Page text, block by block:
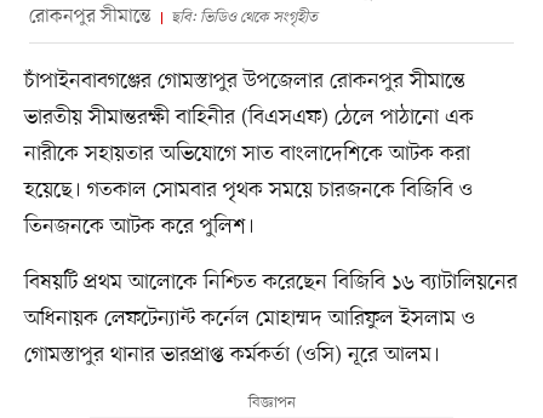
রোকনপুর সীমান্তে
ছবি: ভিডিও থেকে সংগৃহীত
চাঁপাইনবাবগঞ্জের গোমস্তাপুর উপজেলার রোকনপুর সীমান্তে
ভারতীয় সীমান্তরক্ষী বাহিনীর (বিএসএফ) ঠেলে পাঠানো এক
নারীকে সহায়তার অভিযোগে সাত বাংলাদেশিকে আটক করা
হয়েছে। গতকাল সোমবার পৃথক সময়ে চারজনকে বিজিবি ও
তিনজনকে আটক করে পুলিশ।
বিষয়টি প্রথম আলোকে নিশ্চিত করেছেন বিজিবি ১৬ ব্যাটালিয়নের
অধিনায়ক লেফটেন্যান্ট কর্নেল মোহাম্মদ আরিফুল ইসলাম ও
গোমস্তাপুর থানার ভারপ্রাপ্ত কর্মকর্তা (ওসি) নূরে আলম।